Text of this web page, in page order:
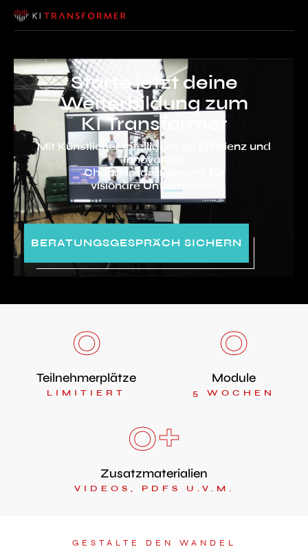
Starte jetzt deine
Weiterbildung zum
KI Transformer
Mit Künstlicher Intelligenz zu Effizienz und
Innovation:
Changemanagement für
visionäre Unternehmer
BERATUNGSGESPRÄCH SICHERN
Teilnehmerplätze
0
LIMITIERT
Module
0
5 WOCHEN
Zusatzmaterialien
0+
VIDEOS, PDFS U.V.M.
GESTALTE DEN WANDEL